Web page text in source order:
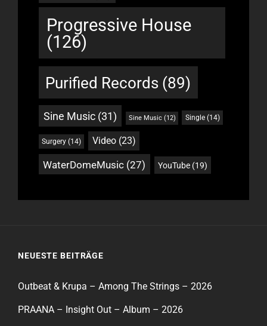
Progressive House
(126)
Purified Records (89)
Sine Music(31) Sine Music(12) Single(14)
Surgery (14) Video(23)
WaterDomeMusic (27) YouTube (19)
NEUESTE BEITRÄGE
Outbeat & Krupa – Among The Strings – 2026
PRAANA – Insight Out – Album – 2026